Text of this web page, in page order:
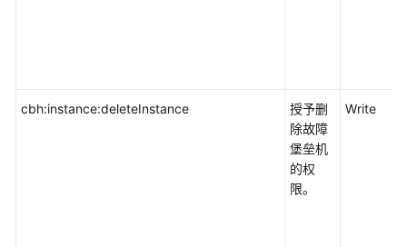
cbh:instance:deleteInstance
授予删
除故障
堡垒机
的权
限。
Write